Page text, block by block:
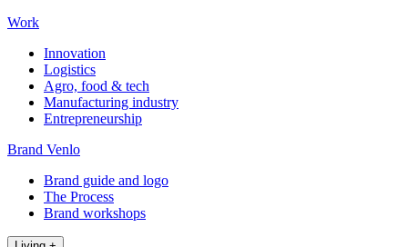
Work
Innovation
Logistics
Agro, food & tech
Manufacturing industry
Entrepreneurship
Brand Venlo
Brand guide and logo
The Process
Brand workshops